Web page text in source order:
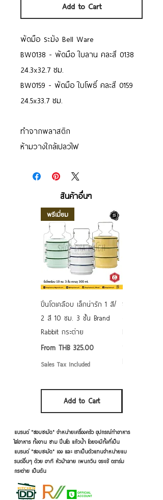
Add to Cart
พัดมือ ระฆัง Bell Ware
BW0138 - พัดมือ ใบลาน คละสี 0138
24.3x32.7 ซม.
BW0159 - พัดมือ ใบโพธิ์ คละสี 0159
24.5x33.7 ซม.
ทำจากพลาสติก
ห้ามวางใกล้เปลวไฟ
สินค้าอื่นๆ
พรีเมี่ยม
ปิ่นโตเคลือบ เล็กน่ารัก 1 สี/
2 สี 10 ซม. 3 ชั้น Brand
Rabbit กระต่าย
From THB 325.00
Sale Price
Sales Tax Included
Add to Cart
ชามเคลือบ
แบรนด์ "ชอบชะมัด" จำหน่ายเครื่องครัว อุปกรณ์ทำอาหาร
ใส่อาหาร ทั้งจาน ชาม ปิ่นโต แก้วน้ำ โดยจะมีทั้งที่เป็น
แบรนด์ "ชอบชะมัด" เอง และ เราเป็นตัวแทนจำหน่ายแบ
รนด์อื่นๆ ด้วย อาทิ หัวม้าลาย เพนกวิน จระเข้ ตราร่ม
กระต่าย เป็นต้น